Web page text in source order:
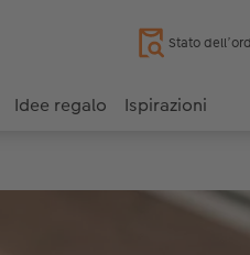
Stato
Idee regalo Ispirazioni